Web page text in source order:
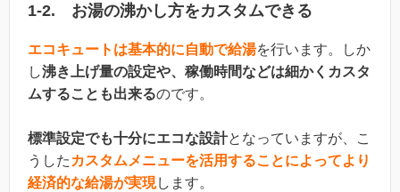
1-2. お湯の沸かし方をカスタムできる
エコキュートは基本的に自動で給湯を行います。しか
し沸き上げ量の設定や、稼働時間などは細かくカスタ
ムすることも出来るのです。
標準設定でも十分にエコな設計となっていますが、こ
うした カスタムメニューを活用することによってより
経済的な給湯が実現します。